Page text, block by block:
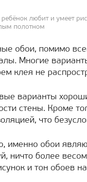
любит и умеет
полотном
обои, помимо
Многие
клея не
варианты
стены. Кроме
что
именно обои
ничто более
и тон обоев